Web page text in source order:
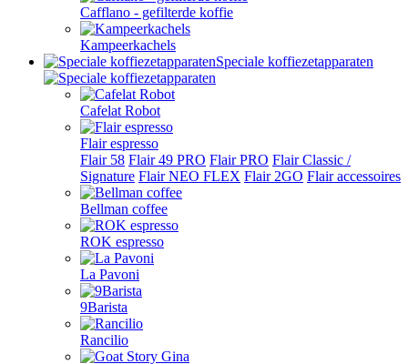
Cafflano - gefilterde koffie
Kampeerkachels
Speciale koffiezetapparaten
Cafelat Robot
Flair espresso
Flair 58 Flair 49 PRO Flair PRO Flair Classic /
Signature Flair NEO FLEX Flair 2GO Flair accessoires
Bellman coffee
ROK espresso
La Pavoni
9Barista
Rancilio